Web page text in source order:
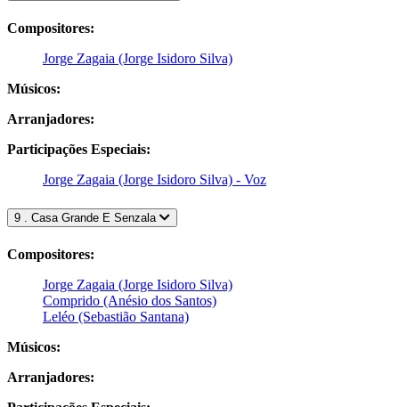
Compositores:
Jorge Zagaia (Jorge Isidoro Silva)
Músicos:
Arranjadores:
Participações Especiais:
Jorge Zagaia (Jorge Isidoro Silva) - Voz
9 . Casa Grande E Senzala
Compositores:
Jorge Zagaia (Jorge Isidoro Silva)
Comprido (Anésio dos Santos)
Leléo (Sebastião Santana)
Músicos:
Arranjadores: